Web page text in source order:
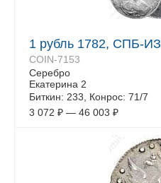
1 рубль 1782, СПБ-ИЗ
COIN-7153
Серебро
Екатерина 2
Биткин: 233, Конрос: 71/7
3 072 ₽ — 46 003 ₽